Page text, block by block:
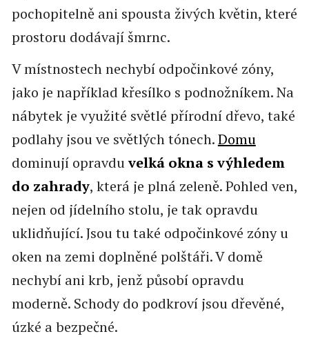
pochopitelně ani spousta živých květin, které
prostoru dodávají šmrnc.
V místnostech nechybí odpočinkové zóny,
jako je například křesílko s podnožníkem. Na
nábytek je využité světlé přírodní dřevo, také
podlahy jsou ve světlých tónech.Domu
dominují opravduvelká okna s výhledem
do zahrady, která je plná zeleně. Pohled ven,
nejen od jídelního stolu, je tak opravdu
uklidňující. Jsou tu také odpočinkové zóny u
oken na zemi doplněné polštáři. V domě
nechybí ani krb, jenž působí opravdu
moderně. Schody do podkroví jsou dřevěné,
úzké a bezpečné.